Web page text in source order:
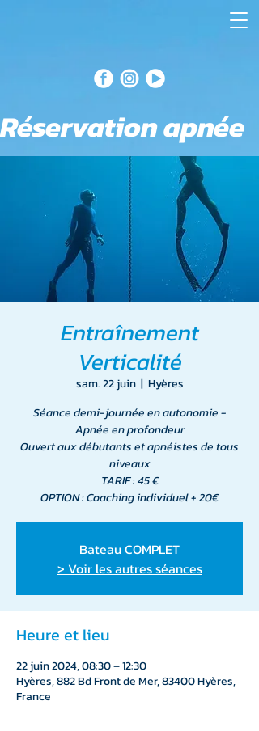
Réservation apnée
Entraînement
Verticalité
sam. 22 juin
  |
Hyères
Séance demi-journée en autonomie -
Apnée en profondeur
Ouvert aux débutants et apnéistes de tous
niveaux
TARIF : 45 €
OPTION : Coaching individuel + 20€
Bateau COMPLET
> Voir les autres séances
Heure et lieu
22 juin 2024, 08:30 – 12:30
Hyères, 882 Bd Front de Mer, 83400 Hyères,
France